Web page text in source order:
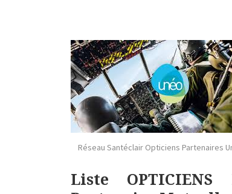
Réseau Santéclair Opticiens Partenaires
Liste OPTICIENS